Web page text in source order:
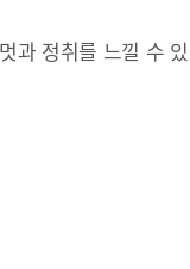
과 정취를 느낄 수